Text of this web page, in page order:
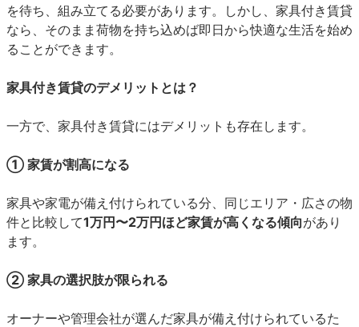
を待ち、組み立てる必要があります。しかし、家具付き賃貸
なら、そのまま荷物を持ち込めば即日から快適な生活を始め
ることができます。
家具付き賃貸のデメリットとは？
一方で、家具付き賃貸にはデメリットも存在します。
① 家賃が割高になる
家具や家電が備え付けられている分、同じエリア・広さの物
件と比較して1万円〜2万円ほど家賃が高くなる傾向があり
ます。
② 家具の選択肢が限られる
オーナーや管理会社が選んだ家具が備え付けられているた